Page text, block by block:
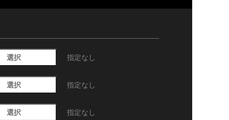
選択 指定なし
選択 指定なし
選択 指定なし